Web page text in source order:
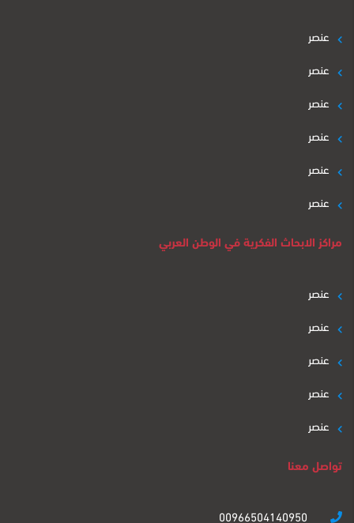
عنصر
عنصر
عنصر
عنصر
عنصر
عنصر
مراكز الابحاث الفكرية في الوطن العربي
عنصر
عنصر
عنصر
عنصر
عنصر
تواصل معنا